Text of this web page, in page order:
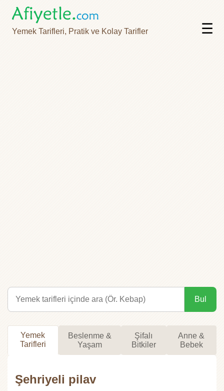
Yemek Tarifleri, Pratik ve Kolay Tarifler ☰
Bul
Yemek
Tarifleri
Beslenme &
Yaşam
Şifalı
Bitkiler
Anne &
Bebek
Şehriyeli pilav